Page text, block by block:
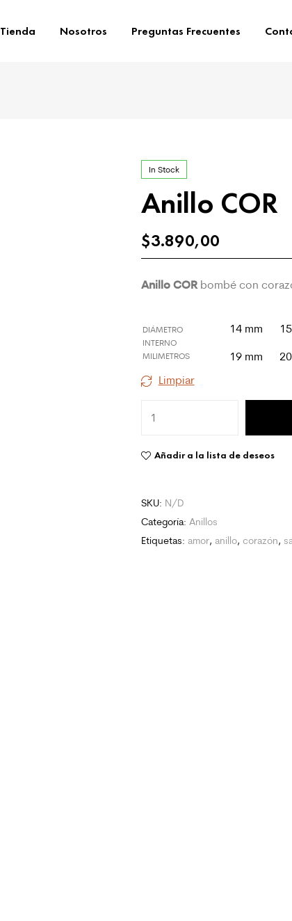
Tienda Nosotros Preguntas Frecuentes
In Stock
Anillo COR
$3.890,00
Anillo COR bombé con
DIÁMETRO
INTERNO
MILIMETROS
14 mm
19 mm
Limpiar
Añadir a la lista de deseos
SKU: N/D
Categoría: Anillos
Etiquetas: amor, anillo, corazón,